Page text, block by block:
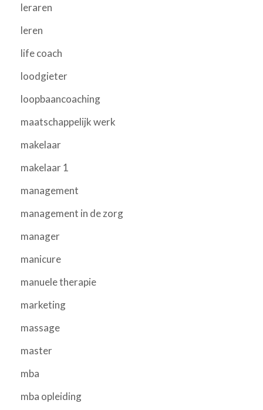
leraren
leren
life coach
loodgieter
loopbaancoaching
maatschappelijk werk
makelaar
makelaar 1
management
management in de zorg
manager
manicure
manuele therapie
marketing
massage
master
mba
mba opleiding